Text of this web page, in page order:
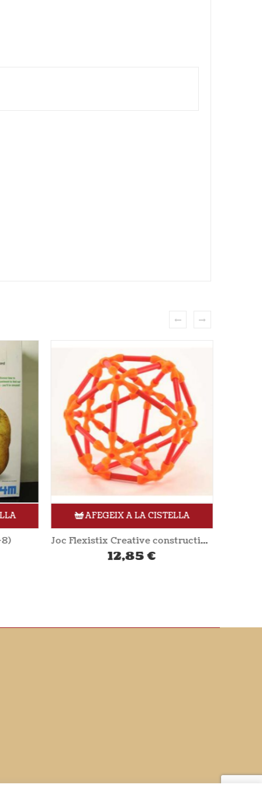
AFEGEIX A LA CISTELLA
Joc Flexistix Creative construction kit (+4) HAPE
12,85€